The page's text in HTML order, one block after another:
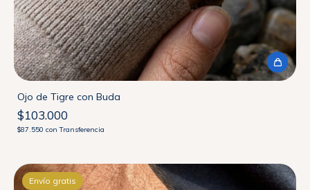
Ojo de Tigre con Buda
$103.000
$87.550 con Transferencia
Envío gratis